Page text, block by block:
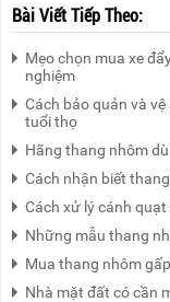
Bài Viết Tiếp Theo:
Mẹo chọn mua xe
nghiệm
Cách bảo quản và
tuổi thọ
Hãng thang nhôm
Cách nhận biết
Cách xử lý cánh
Những mẫu thang
Mua thang nhôm
Nhà mặt đất có cần